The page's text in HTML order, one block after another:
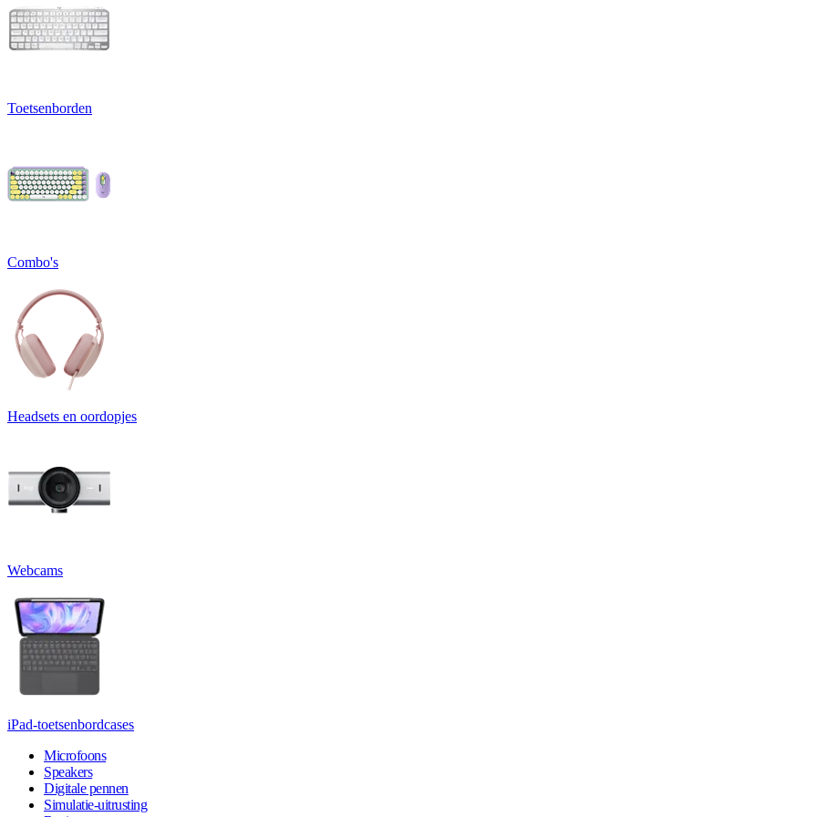
Toetsenborden
Combo's
Headsets en oordopjes
Webcams
iPad-toetsenbordcases
Microfoons
Speakers
Digitale pennen
Simulatie-uitrusting